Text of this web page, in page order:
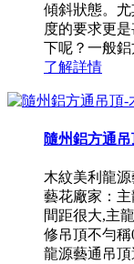
傾斜狀態。
度的要求更
下呢？一般鋁
了解詳情
隨州鋁方通
木紋美利龍
藝花廠家：
間距很大,主
修吊頂不勻
龍源藝通吊